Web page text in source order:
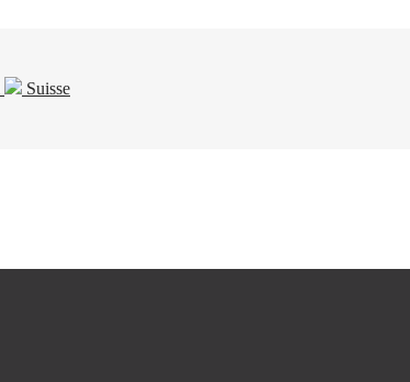
Suisse